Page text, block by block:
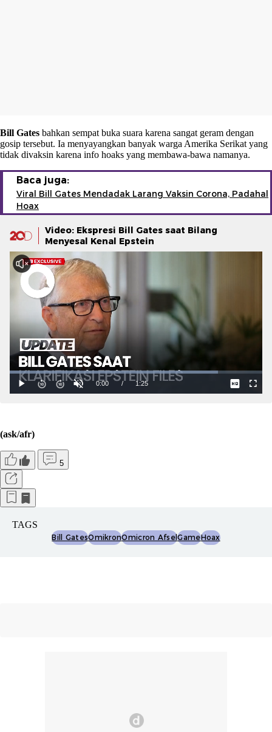
Bill Gates bahkan sempat buka suara karena sangat geram dengan
gosip tersebut. Ia menyayangkan banyak warga Amerika Serikat yang
tidak divaksin karena info hoaks yang membawa-bawa namanya.
Baca juga:
Viral Bill Gates Mendadak Larang Vaksin Corona, Padahal
Hoax
Video: Ekspresi Bill Gates saat Bilang
Menyesal Kenal Epstein
(ask/afr)
5
TAGS
Bill GatesOmikronOmicron AfselGameHoax